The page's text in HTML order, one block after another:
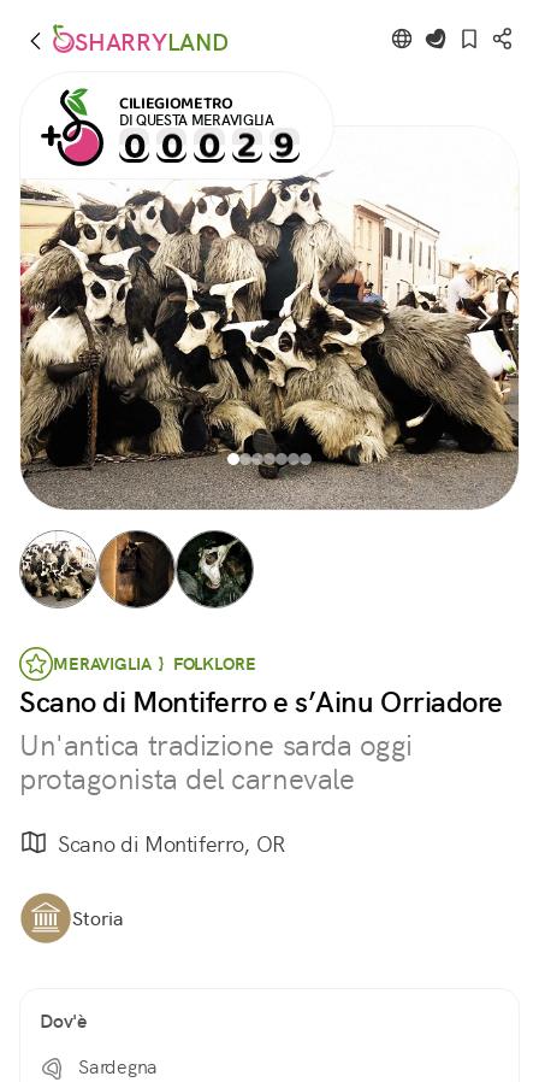
SHARRYLAND
CILIEGIOMETRO
DI QUESTA MERAVIGLIA
MERAVIGLIA } FOLKLORE
Scano di Montiferro e s’Ainu Orriadore
Un'antica tradizione sarda oggi
protagonista del carnevale
Scano di Montiferro, OR
Storia
Dov'è
Sardegna